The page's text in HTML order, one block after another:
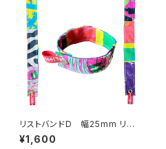
リストバンドD 幅25mm リバ
ーシブル
¥1,600